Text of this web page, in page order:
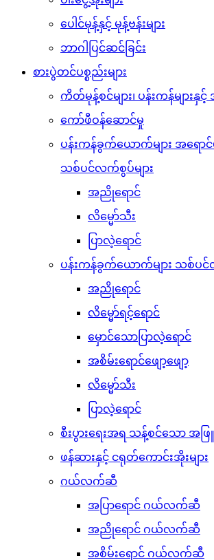
ပေါင်မုန့်နှင့် မုန့်ဗန်းများ
ဘာဂါပြင်ဆင်ခြင်း
စားပွဲတင်ပစ္စည်းများ
ကိတ်မုန့်စင်များ၊ ပန်းကန်များနှင့်
ကော်ဖီဝန်ဆောင်မှု
ပန်းကန်ခွက်ယောက်များ အရော
သစ်ပင်လက်စွပ်များ
အညိုရောင်
လိမ္မော်သီး
ပြာလဲ့ရောင်
ပန်းကန်ခွက်ယောက်များ သစ်ပင်
အညိုရောင်
လိမ္မော်ရင့်ရောင်
မှောင်သောပြာလဲ့ရောင်
အစိမ်းရောင်ဖျော့ဖျော့
လိမ္မော်သီး
ပြာလဲ့ရောင်
စီးပွားရေးအရ သန့်စင်သော အ
ဖန်ဆားနှင့် ငရုတ်ကောင်းအိုးများ
ဂယ်လက်ဆီ
အပြာရောင် ဂယ်လက်ဆီ
အညိုရောင် ဂယ်လက်ဆီ
အစိမ်းရောင် ဂယ်လက်ဆီ